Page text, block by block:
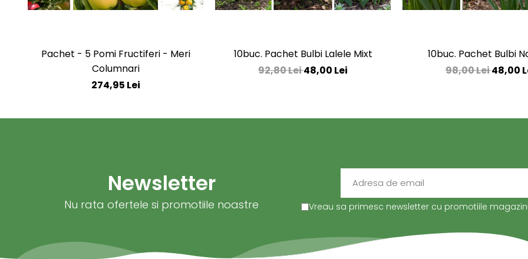
Pachet - 5 Pomi Fructiferi - Meri
Columnari
274,95 Lei
10buc. Pachet Bulbi Lalele Mixt
92,80 Lei48,00 Lei
10buc. Pachet Bulbi
98,00 Lei48,00
Newsletter
Nu rata ofertele si promotiile noastre Vreau sa primesc newsletter cu promotiile